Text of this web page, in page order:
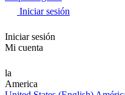
Iniciar sesión
Iniciar sesión
Mi cuenta
la
America